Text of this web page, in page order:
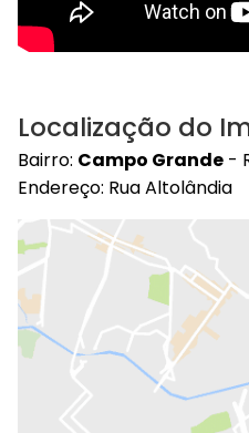
Localização do
Bairro: Campo Grande -
Endereço: Rua Altolândia